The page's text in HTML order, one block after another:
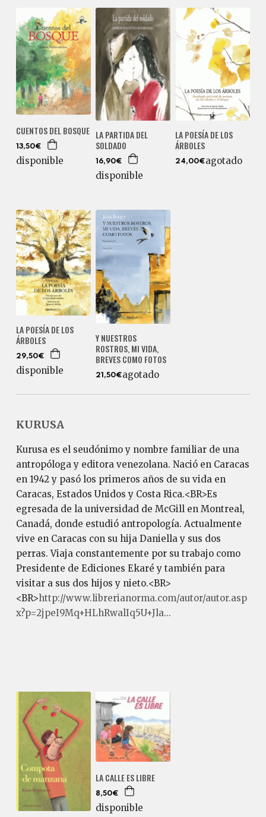
CUENTOS DEL BOSQUE
13,50€
disponible
LA PARTIDA DEL
SOLDADO
16,90€
disponible
LA POESÍA DE LOS
ÁRBOLES
24,00€agotado
LA POESÍA DE LOS
ÁRBOLES
29,50€
disponible
Y NUESTROS
ROSTROS, MI VIDA,
BREVES COMO FOTOS
21,50€agotado
KURUSA
Kurusa es el seudónimo y nombre familiar de una
antropóloga y editora venezolana. Nació en Caracas
en 1942 y pasó los primeros años de su vida en
Caracas, Estados Unidos y Costa Rica.<BR>Es
egresada de la universidad de McGill en Montreal,
Canadá, donde estudió antropología. Actualmente
vive en Caracas con su hija Daniella y sus dos
perras. Viaja constantemente por su trabajo como
Presidente de Ediciones Ekaré y también para
visitar a sus dos hijos y nieto.<BR>
<BR>http://www.librerianorma.com/autor/autor.asp
x?p=2jpeI9Mq+HLhRwalIq5U+Jla...
LA CALLE ES LIBRE
8,50€
disponible